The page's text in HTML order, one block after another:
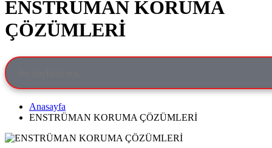
ENSTRÜMAN KORUMA
ÇÖZÜMLERİ
Anasayfa
ENSTRÜMAN KORUMA ÇÖZÜMLERİ